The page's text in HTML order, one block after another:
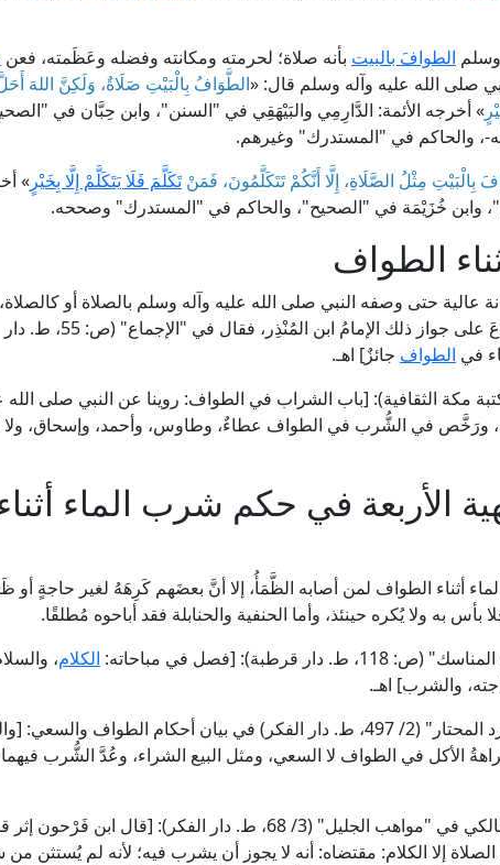
الطوافَ بالبيت بأنه صلاة؛ لحرمته ومكانته وفضله وعَظَمته، فعن
صلى الله عليه وآله وسلم قال: «الطَّوَافُ بِالْبَيْتِ صَلَاةٌ، وَلَكِنَّ اللهَ
» أخرجه الأئمة: الدَّارِمِي والبَيْهَقِي في "السنن"، وابن حِبَّان في
، والحاكم في "المستدرك" وغيرهم.
بِالْبَيْتِ مِثْلُ الصَّلَاةِ، إِلَّا أَنَّكُمْ تَتَكَلَّمُونَ، فَمَنْتَكَلَّمَ فَلَا يَتَكَلَّمْ إِلَّا بِخَيْرٍ »
وابن خُزَيْمَة في "الصحيح"، والحاكم في "المستدرك" وصححه.
الطواف
حتى وصفه النبي صلى الله عليه وآله وسلم بالصلاة أو كالصلاة،
يجوز شرب الماء فيه، وقد نقل الإجماعَ على جواز ذلك الإمامُ ابن المُنْذِر، فقال في "الإجماع" (ص: 55، ط. دار
في الطواف جائزٌ] اهـ.
(3/ 279، ط. مكتبة مكة الثقافية): [باب الشراب في الطواف: روينا عن النبي صلى
ورَخَّص في الشُّرب في الطواف عطاءٌ، وطاوس، وأحمد، وإسحاق، ولا
الأربعة في حكم شرب الماء
أثناء الطواف لمن أصابه الظَّمَأُ، إلا أنَّ بعضَهم كَرِهَهُ لغير حاجةٍ أو
به ولا يُكره حينئذ، وأما الحنفية والحنابلة فقد أباحوه مُطلقًا.
[فصل في مباحاته:
الكلام،
والشرب] اهـ.
وقال الإمام ابن عَابِدِين الحنفي في "رد المحتار" (2/ 497، ط. دار الفكر) في بيان أحكام الطواف
الأكل في الطواف لا السعي، ومثل البيع الشراء، وعُدَّ الشُّرب
وقال الإمام شمس الدين الحَطَّاب المالكي في "مواهب الجليل" (3/ 68، ط. دار الفكر): [قال ابن
إلا الكلام: مقتضاه: أنه لا يجوز أن يشرب فيه؛ لأنه لم يُستثن